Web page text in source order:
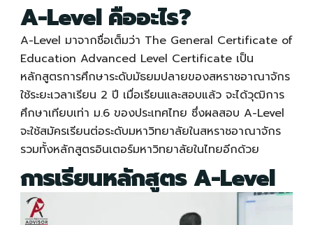
A-Levelคืออะไร?
A-Level มาจากชื่อเต็มว่า The General Certificate of
Education Advanced Level Certificate เป็น
หลักสูตรการศึกษาระดับมัธยมปลายของสหราชอาณาจักร
ใช้ระยะเวลาเรียน 2 ปี เมื่อเรียนและสอบแล้ว จะได้วุฒิการ
ศึกษาเทียบเท่า ม.6 ของประเทศไทย ซึ่งผลสอบ A-Level
จะใช้สมัครเรียนต่อระดับมหาวิทยาลัยในสหราชอาณาจักร
รวมทั้งหลักสูตรอินเตอร์มหาวิทยาลัยในไทยอีกด้วย
การเรียนหลักสูตรA-Level